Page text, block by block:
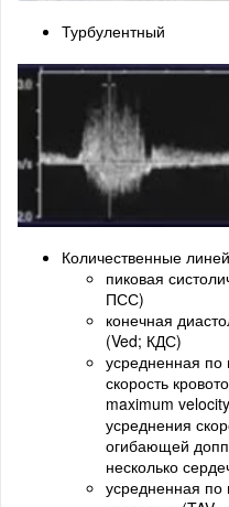
Турбулентный
Количественные
пиковая
ПСС)
конечная
(Ved; КДС)
усредненная
скорость
maximum
усреднения
огибающей
несколько
усредненная по